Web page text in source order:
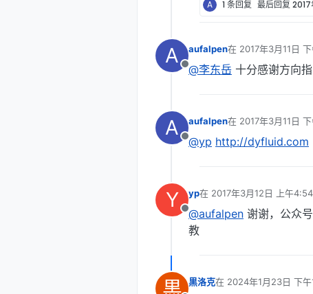
A 1 条回复 最后回复 2017
A
离线
aufalpen在 2017年3月11日
最后由 编辑
@李东岳 十分感谢方向
A
离线
aufalpen在 2017年3月11日
最后由 编辑
@yp http://dyfluid.com
Y
离线
yp在 2017年3月12日 上午4:54
最后由 编辑
@aufalpen 谢谢，公众
教
黒 黒洛克在 2024年1月23日 下
最后由 编辑